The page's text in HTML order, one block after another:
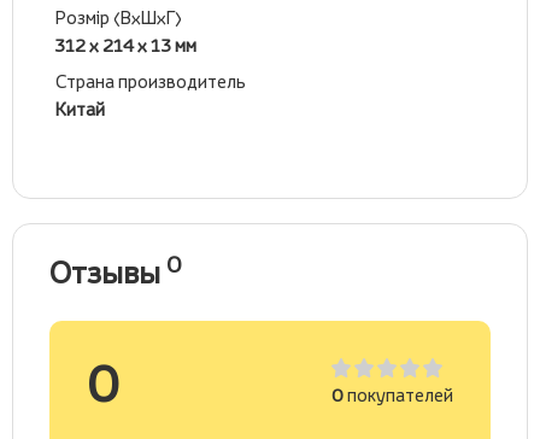
Розмір (ВхШхГ)
312 х 214 х 13 мм
Страна производитель
Китай
Отзывы 0
0 0покупателей